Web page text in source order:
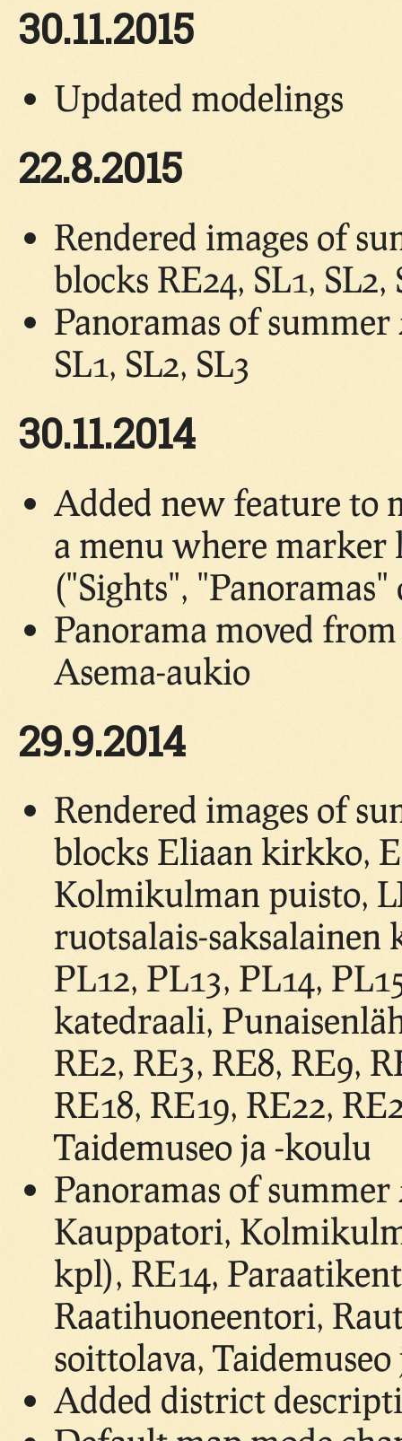
30.11.2015
Updated modelings
22.8.2015
Rendered images of
blocks RE24, SL1,
Panoramas of
SL1, SL2, SL3
30.11.2014
Added new feature to
a menu where marker
("Sights",
Panorama moved
Asema-aukio
29.9.2014
Rendered images of
blocks Eliaan kirkko,
Kolmikulman puisto,
ruotsalais-saksalainen
PL12, PL13, PL14,
katedraali,
RE2, RE3, RE8, RE9,
RE18, RE19, RE22,
Taidemuseo ja -koulu
Panoramas of
Kauppatori,
kpl), RE14,
Raatihuoneentori,
soittolava,
Added district